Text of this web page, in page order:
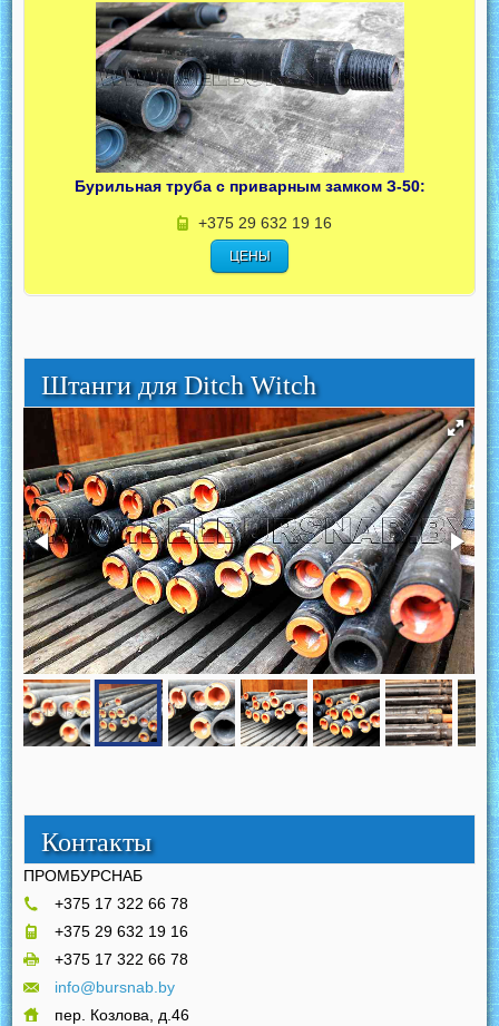
Бурильная труба с приварным замком З-50:
+375 29 632 19 16
ЦЕНЫ
Штанги для Ditch Witch
Контакты
ПРОМБУРСНАБ
+375 17 322 66 78
+375 29 632 19 16
+375 17 322 66 78
info@bursnab.by
пер. Козлова, д.46